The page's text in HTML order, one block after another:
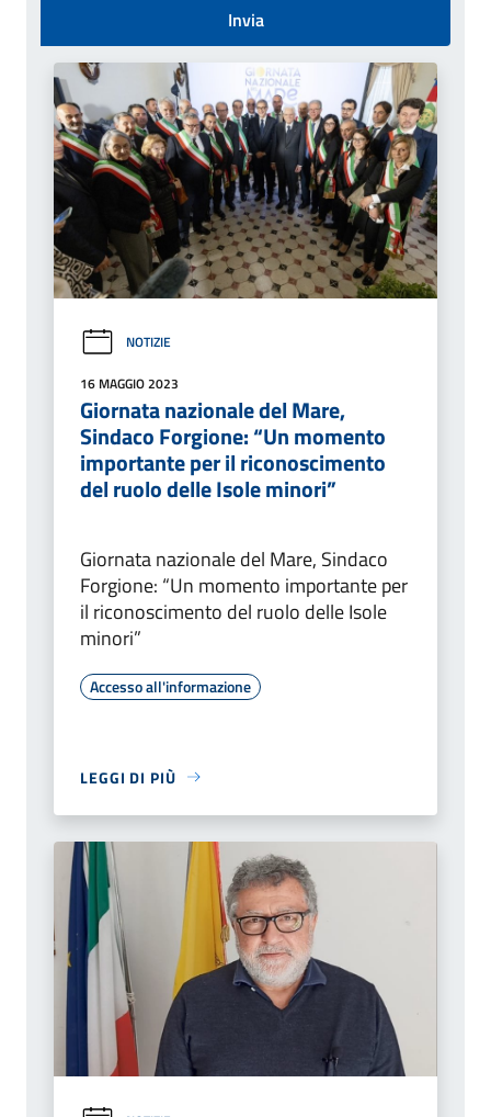
Invia
NOTIZIE
16 MAGGIO 2023
Giornata nazionale del Mare,
Sindaco Forgione: “Un momento
importante per il riconoscimento
del ruolo delle Isole minori”
Giornata nazionale del Mare, Sindaco
Forgione: “Un momento importante per
il riconoscimento del ruolo delle Isole
minori”
Accesso all'informazione
LEGGI DI PIÙ